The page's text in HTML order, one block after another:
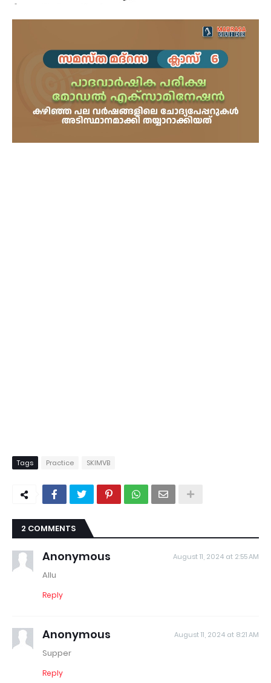
Tags Practice SKIMVB
2 COMMENTS
Anonymous August 11, 2024 at 2:55 AM
Allu
Reply
Anonymous August 11, 2024 at 8:21 AM
Supper
Reply